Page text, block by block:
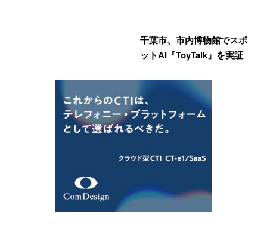
千葉市、市内博物館でスポ
ットAI『ToyTalk』を実証